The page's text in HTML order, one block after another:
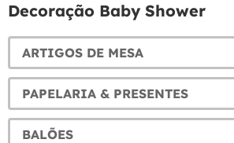
Decoração Baby Shower
ARTIGOS DE MESA
PAPELARIA & PRESENTES
BALÕES